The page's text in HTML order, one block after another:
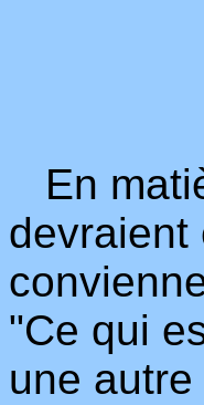
En
devraient
"Ce qui
une